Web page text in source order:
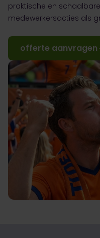
praktische en
medewerkersacties als
offerte aanvragen